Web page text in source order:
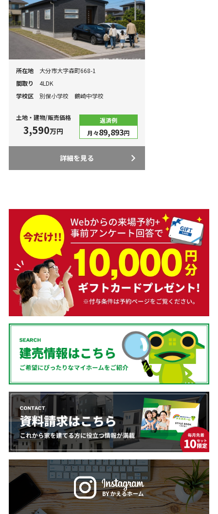
所在地
大分市大字森町668-1
間取り
4LDK
学校区
別保小学校 鶴崎中学校
土地・建物/販売価格
3,590万円
返済例
月々89,893円
詳細を見る